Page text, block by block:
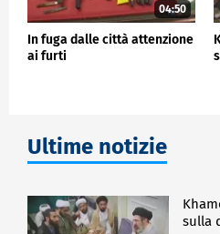
04:50
In fuga dalle città attenzione
ai furti
Ultime notizie
sulla